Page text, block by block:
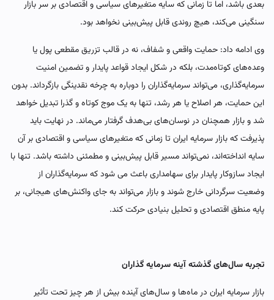
بعدی باشد، اما تا زمانی که سایه متغیرهای سیاسی و اقتصادی بر سر بازار
سنگینی می‌کند، هیچ روندی قابل پیش‌بینی نخواهد بود.
وی ادامه داد: حمایت واقعی و شفاف، نه در قالب تزریق مقطعی پول یا
وعده‌های کوتاه‌مدت، بلکه در شکل ایجاد قواعد پایدار و تضمین امنیت
سرمایه‌گذاری، می‌تواند سرمایه‌گذاران را دوباره به چرخه نقدینگی بازگرداند. بدون
این حمایت، هر اصلاح یا هر رشد، تنها به یک موج کوتاه و گذرا تبدیل خواهد
شد و بازار همچنان در نوسان‌های بی‌هدف گرفتار می‌ماند. در نهایت باید
پذیرفت که بازار سرمایه ایران تا زمانی که متغیرهای سیاسی و اقتصادی بر آن
سایه انداخته‌اند، نمی‌تواند مسیر قابل پیش‌بینی و مطمئنی داشته باشد. تنها با
ایجاد سازوکار پایدار برای سهامداری باعث می شود که سرمایه‌گذاران از
وضعیت سرگردانی خارج شوند و بازار می‌تواند به جای واکنش‌های هیجانی، بر
پایه منطق اقتصادی و تحلیل بنیادی حرکت کند.
تجربه سال‌های گذشته آینه سرمایه گذاران
بازار سرمایه ایران در ماه‌ها و سال‌های آینده بیش از هر چیز تحت تأثیر